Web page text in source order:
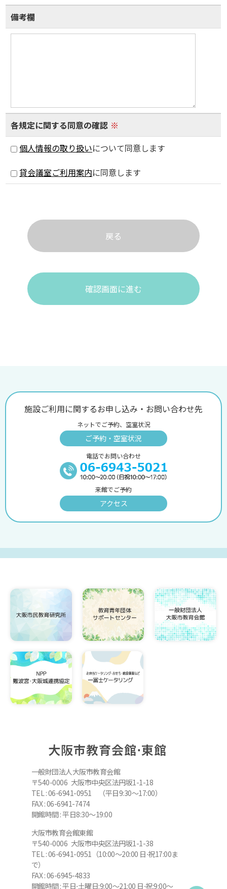
備考欄
各規定に関する同意の確認 ※
個人情報の取り扱いについて同意します
貸会議室ご利用案内に同意します
戻る
確認画面に進む
施設ご利用に関するお申し込み・お問い合わせ先
ネットでご予約、空室状況
ご予約・空室状況
電話でお問い合わせ
来館でご予約
アクセス
大阪市教育会館⋅東館
一般財団法人大阪市教育会館
〒540-0006 大阪市中央区法円坂1-1-18
TEL : 06-6941-0951 （平日9:30～17:00）
FAX : 06-6941-7474
開館時間 : 平日8:30～19:00
大阪市教育会館東館
〒540-0006 大阪市中央区法円坂1-1-38
TEL : 06-6941-0951（10:00～20:00 日⋅祝17:00ま
で）
FAX : 06-6945-4833
開館時間 : 平日⋅土曜日:9:00～21:00 日⋅祝:9:00～